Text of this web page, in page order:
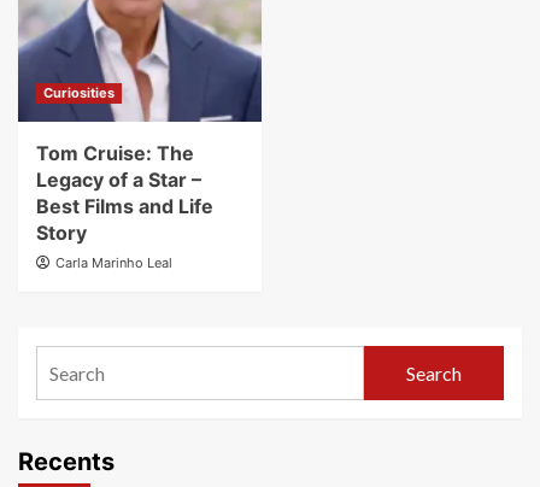
Curiosities
Tom Cruise: The
Legacy of a Star –
Best Films and Life
Story
Carla Marinho Leal
Search
Recents